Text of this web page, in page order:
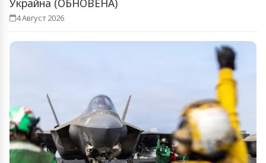
Украйна (ОБНОВЕНА)
4 Август 2026